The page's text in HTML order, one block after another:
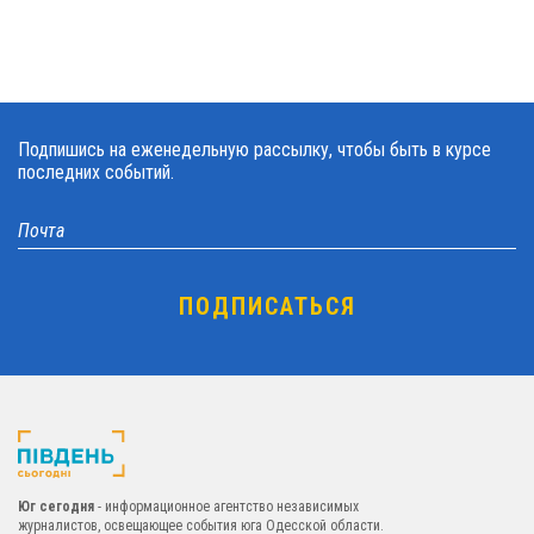
Подпишись на еженедельную рассылку, чтобы быть в курсе
последних событий.
Юг сегодня - информационное агентство независимых
журналистов, освещающее события юга Одесской области.